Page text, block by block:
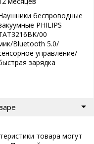
беспроводные
PHILIPS
00
Bluetooth 5.0/
управление/
зарядка
товара могут